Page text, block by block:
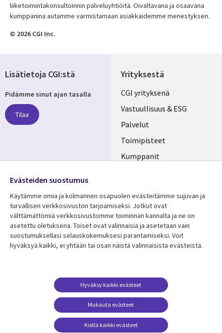
liiketoimintakonsultoinnin palveluyhtiöitä. Oivaltavana ja osaavana
kumppanina autamme varmistamaan asiakkaidemme menestyksen.
© 2026 CGI Inc.
Yrityksestä
Useful
links
FINLAND
CGI yrityksenä
Vastuullisuus & ESG
Palvelut
Toimipisteet
Kumppanit
Resurssikeskus
Library
FINLAND
Asiakastarinat
Lisätietoa
Legal
Tietosuoja
Käyttöehdot
Yhteystiedot
Evästeasetuksesi
Lisätietoja CGI:stä
Pidämme sinut ajan tasalla
Tilaa
Media
FINLAND
Evästeiden suostumus
Käytämme omia ja kolmannen osapuolen evästeitämme sujuvan ja
turvallisen verkkosivuston tarjoamiseksi. Jotkut ovat
välttämättömiä verkkosivustomme toiminnan kannalta ja ne on
asetettu oletuksena. Toiset ovat valinnaisia ​​ja asetetaan vain
suostumuksellasi selauskokemuksesi parantamiseksi. Voit
hyväksyä kaikki, ei yhtään tai osan näistä valinnaisista evästeistä.
Mukauta evästeet
Hyväksy kaikki evästeet
Kiellä kaikki evästeet